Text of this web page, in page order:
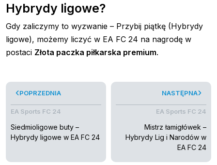
Hybrydy ligowe?
Gdy zaliczymy to wyzwanie – Przybij piątkę (Hybrydy
ligowe), możemy liczyć w EA FC 24 na nagrodę w
postaci Złota paczka piłkarska premium.
POPRZEDNIA
EA Sports FC 24
Siedmioligowe buty –
Hybrydy ligowe w EA FC 24
NASTĘPNA
EA Sports FC 24
Mistrz łamigłówek –
Hybrydy Lig i Narodów w
EA FC 24